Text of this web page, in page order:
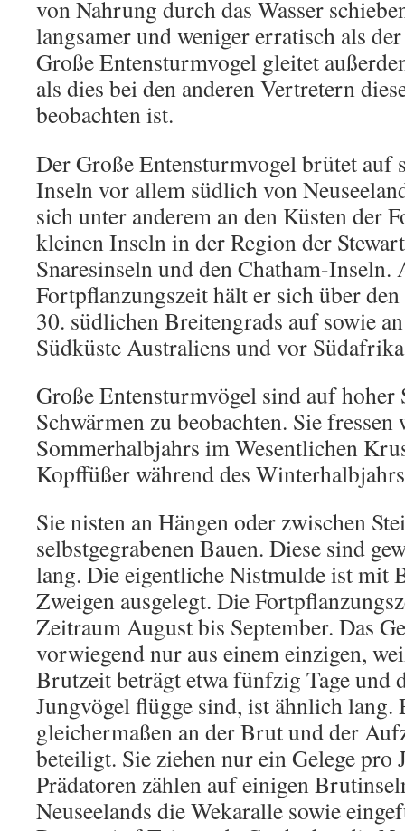
von Nahrung durch das Wasser
langsamer und weniger erratisch als
Große Entensturmvogel gleitet
als dies bei den anderen Vertretern
beobachten ist.
Der Große Entensturmvogel brütet auf
Inseln vor allem südlich von
sich unter anderem an den Küsten der
kleinen Inseln in der Region der
Snaresinseln und den Chatham-Inseln.
Fortpflanzungszeit hält er sich über
30. südlichen Breitengrads auf sowie
Südküste Australiens und vor
Große Entensturmvögel sind auf hoher
Schwärmen zu beobachten. Sie fressen
Sommerhalbjahrs im Wesentlichen
Kopffüßer während des
Sie nisten an Hängen oder zwischen
selbstgegrabenen Bauen. Diese sind
lang. Die eigentliche Nistmulde ist mit
Zweigen ausgelegt. Die
Zeitraum August bis September. Das
vorwiegend nur aus einem einzigen,
Brutzeit beträgt etwa fünfzig Tage und
Jungvögel flügge sind, ist ähnlich lang.
gleichermaßen an der Brut und der
beteiligt. Sie ziehen nur ein Gelege pro
Prädatoren zählen auf einigen
Neuseelands die Wekaralle sowie